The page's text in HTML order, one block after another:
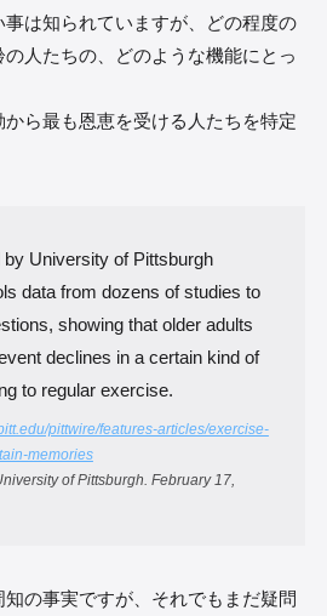
は知られていますが、どの程度の
人たちの、どのような機能にとっ
ら最も恩恵を受ける人たちを特定
University of Pittsburgh
data from dozens of studies to
showing that older adults
declines in a certain kind of
to regular exercise.
pittwire/features-articles/exercise-
memories
of Pittsburgh. February 17,
の事実ですが、それでもまだ疑問